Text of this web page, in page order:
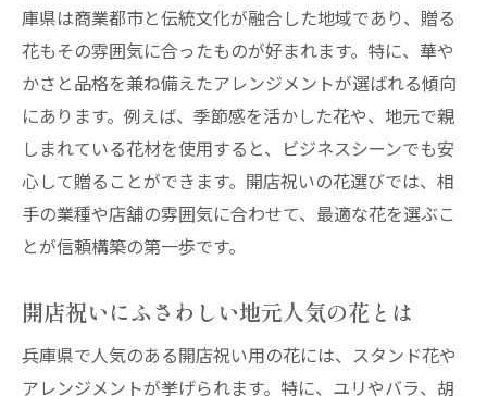
庫県は商業都市と伝統文化が融合した地域であり、贈る
花もその雰囲気に合ったものが好まれます。特に、華や
かさと品格を兼ね備えたアレンジメントが選ばれる傾向
にあります。例えば、季節感を活かした花や、地元で親
しまれている花材を使用すると、ビジネスシーンでも安
心して贈ることができます。開店祝いの花選びでは、相
手の業種や店舗の雰囲気に合わせて、最適な花を選ぶこ
とが信頼構築の第一歩です。
開店祝いにふさわしい地元人気の花とは
兵庫県で人気のある開店祝い用の花には、スタンド花や
アレンジメントが挙げられます。特に、ユリやバラ、胡